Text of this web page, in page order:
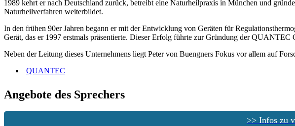
1989 kehrt er nach Deutschland zurück, betreibt eine Naturheilpraxis in München und
Naturheilverfahren weiterbildet.
In den frühen 90er Jahren begann er mit der Entwicklung von Geräten für
Gerät, das er 1997 erstmals präsentierte. Dieser Erfolg führte zur Gründung der
Neben der Leitung dieses Unternehmens liegt Peter von Buengners Fokus vor allem auf
QUANTEC
Angebote des Sprechers
>> Infos zu